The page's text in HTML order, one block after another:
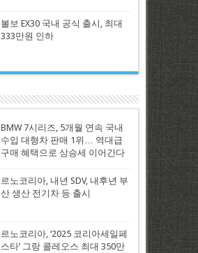
볼보 EX30 국내 공식 출시, 최대
333만원 인하
BMW 7시리즈, 5개월 연속 국내
수입 대형차 판매 1위… 역대급
구매 혜택으로 상승세 이어간다
르노코리아, 내년 SDV, 내후년 부
산 생산 전기차 등 출시
르노코리아, ‘2025 코리아세일페
스타’ 그랑 콜레오스 최대 350만